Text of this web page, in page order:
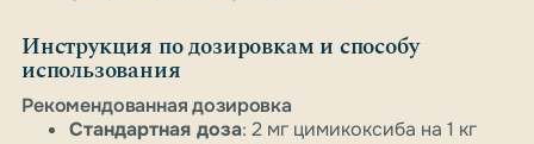
Инструкция по дозировкам и способу
использования
Рекомендованная дозировка
Стандартная доза: 2 мг цимикоксиба на 1 кг